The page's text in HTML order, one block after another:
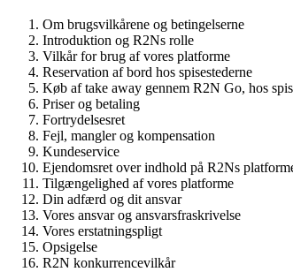
Om brugsvilkårene og betingelserne
Introduktion og R2Ns rolle
Vilkår for brug af vores platforme
Reservation af bord hos spisestederne
Køb af take away gennem R2N Go, hos
Priser og betaling
Fortrydelsesret
Fejl, mangler og kompensation
Kundeservice
Ejendomsret over indhold på R2Ns
Tilgængelighed af vores platforme
Din adfærd og dit ansvar
Vores ansvar og ansvarsfraskrivelse
Vores erstatningspligt
Opsigelse
R2N konkurrencevilkår